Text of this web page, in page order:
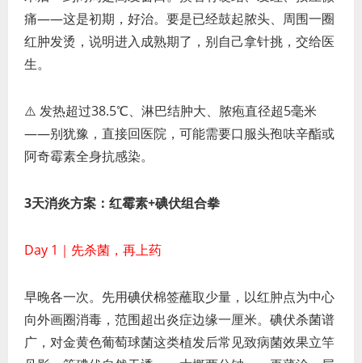
痛——这是初期，好治。要是已经鼓起脓头、周围一圈
红肿发烫，说明进入成熟期了，别自己拿针挑，交给医
生。
⚠️ 发热超过38.5℃、淋巴结肿大、脓疱直径超5毫米
——别犹豫，直接回医院，可能需要口服头孢呋辛酯或
阿奇霉素全身抗感染。
3天消炎方案：红霉素+碘伏组合拳
Day 1｜先杀菌，再上药
早晚各一次。先用碘伏棉签蘸取少量，以红肿点为中心
向外画圈消毒，范围超出炎症边缘一厘米。碘伏杀菌谱
广，对金黄色葡萄球菌这类植发后常见致病菌效果立竿